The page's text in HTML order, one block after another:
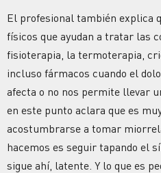
El profesional también explica
físicos que ayudan a tratar las
fisioterapia, la termoterapia,
incluso fármacos cuando el
afecta o no nos permite llevar
en este punto aclara que es
acostumbrarse a tomar
hacemos es seguir tapando el
sigue ahí, latente. Y lo que es